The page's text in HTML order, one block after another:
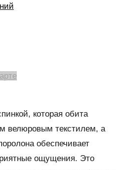
которая обита
велюровым текстилем, а
обеспечивает
ощущения. Это